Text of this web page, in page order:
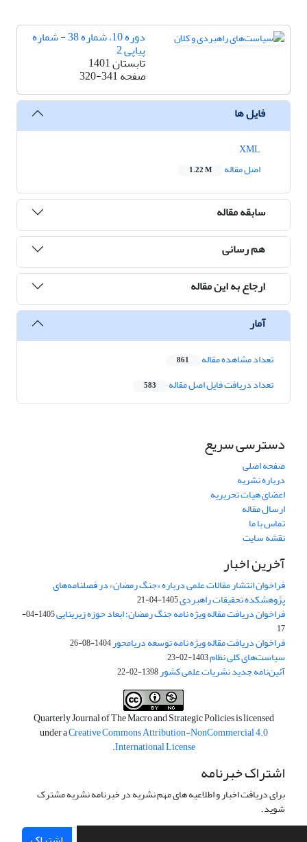
دوره 10، شماره 38 - شماره
پیاپی 2
تابستان 1401
صفحه320-341
فایل ها
اصل مقاله
1.22 M
سابقه مقاله
هم رسانی
ارجاع به این مقاله
آمار
تعداد مشاهده مقاله 861
تعداد دریافت فایل اصل مقاله 583
دسترسی سریع
صفحه اصلی
درباره نشریه
اعضای هیات تحریریه
ارسال مقاله
تماس با ما
نقشه سایت
آخرین اخبار
فراخوان انتشار مقالات علمی درباره «جنگ رمضان» در فصلنامه‌های
پژوهشکده تحقیقات راهبردی1405-04-21
فراخوان دریافت مقاله ویژه نامه جنگ رمضان؛ ابعاد حوزه زیربنایی
1405-04-
17
فراخوان دریافت مقاله ویژه نامه توسعه دریامحور1404-08-26
سیاست‌های کلی نظام1403-02-23
آئین‌نامه جدید نشریات علمی کشور1398-02-22
Quarterly Journal of The Macro and Strategic Policies is licensed
under aCreative Commons Attribution-NonCommercial 4.0
International License
.
اشتراک خبرنامه
برای دریافت اخبار و اطلاعیه های مهم نشریه در خبرنامه نشریه مشترک
شوید.